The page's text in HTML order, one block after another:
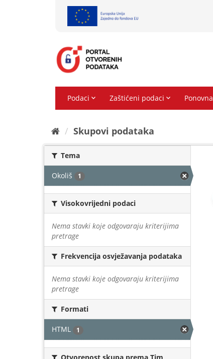
Skupovi podаtаkа
Tema
Okoliš 1
Visokovrijedni podaci
Nema stavki koje odgovaraju kriterijima
pretrage
Frekvencija osvježavanja podataka
Nema stavki koje odgovaraju kriterijima
pretrage
Formati
HTML 1
Otvorenost skupa prema Tim